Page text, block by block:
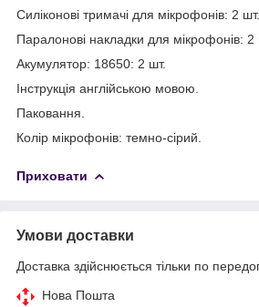
Силіконові тримачі для мікрофонів: 2 шт.
Паралонові накладки для мікрофонів: 2
Акумулятор: 18650: 2 шт.
Інструкція англійською мовою.
Паковання.
Колір мікрофонів: темно-сірий.
Приховати
Умови доставки
Доставка здійснюється тільки по
Нова Пошта